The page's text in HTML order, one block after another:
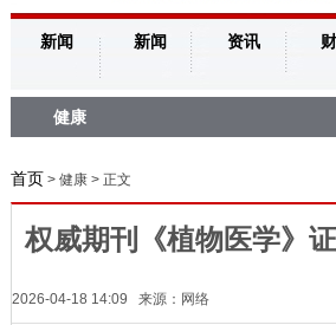
新闻 新闻 资讯
健康
首页 > 健康 > 正文
权威期刊《植物医学》
2026-04-18 14:09 来源：网络